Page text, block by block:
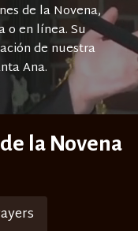
de la Novena,
o en línea. Su
de nuestra
Ana.
la Novena